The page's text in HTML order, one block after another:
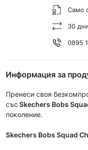
Само
30
0895
Информация за
Пренеси своя
със Skechers Bobs
поколение.
Skechers Bobs Squad